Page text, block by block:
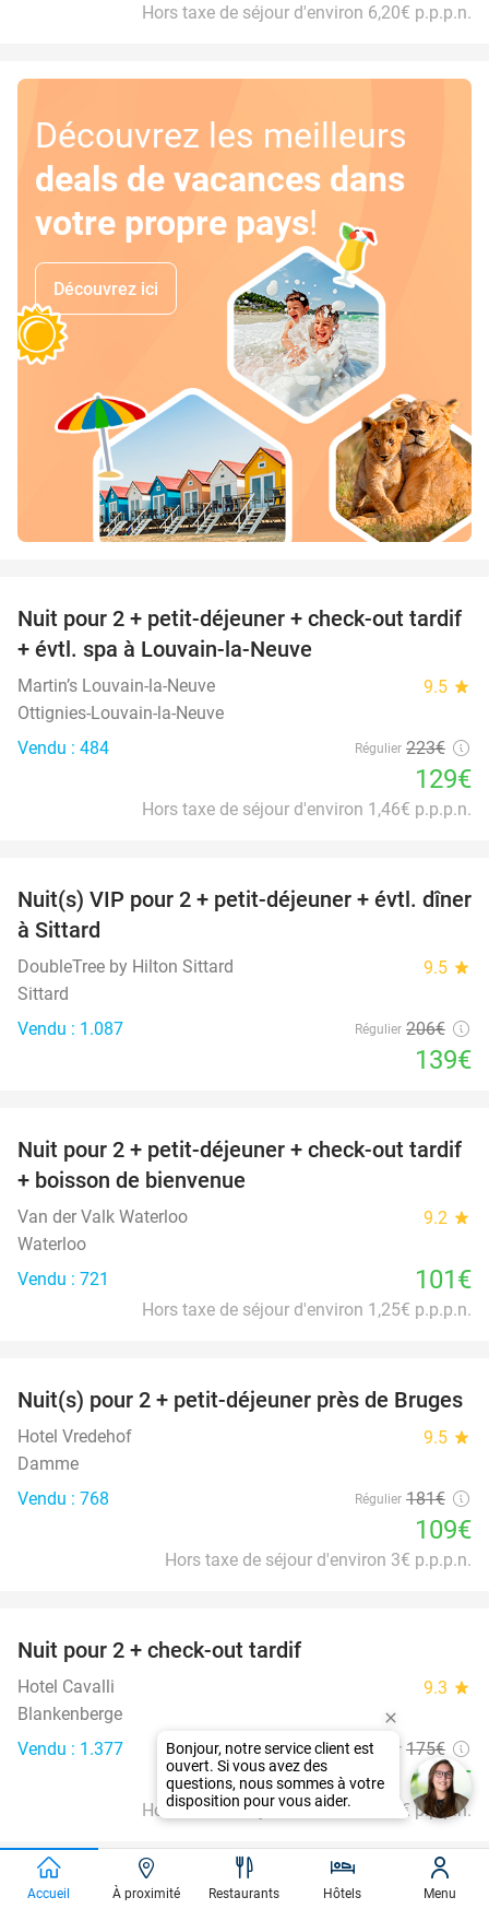
Hors taxe de séjour d'environ 6,20€ p.p.p.n.
Découvrez les meilleurs
deals de vacances dans
votre propre pays!
Découvrez ici
42%
Nuit pour 2 + petit-déjeuner + check-out tardif
+ évtl. spa à Louvain-la-Neuve
Martin’s Louvain-la-Neuve 9.5 star
Ottignies-Louvain-la-Neuve
Vendu : 484
Régulier 223€
129€
Hors taxe de séjour d'environ 1,46€ p.p.p.n.
33%
Nuit(s) VIP pour 2 + petit-déjeuner + évtl. dîner
à Sittard
DoubleTree by Hilton Sittard 9.5 star
Sittard
Vendu : 1.087
Régulier 206€
139€
Nuit pour 2 + petit-déjeuner + check-out tardif
+ boisson de bienvenue
Van der Valk Waterloo 9.2 star
Waterloo
Vendu : 721
101€
Hors taxe de séjour d'environ 1,25€ p.p.p.n.
40%
Nuit(s) pour 2 + petit-déjeuner près de Bruges
Hotel Vredehof 9.5 star
Damme
Vendu : 768
Régulier 181€
109€
Hors taxe de séjour d'environ 3€ p.p.p.n.
Nuit pour 2 + check-out tardif
Hotel Cavalli 9.3 star
Blankenberge
Vendu : 1.377
Régulier 175€
99€
Hors taxe de séjour d'environ 2,50€ p.p.p.n.
favorite_border
Nuit de luxe pour 2 + petit-déjeuner + spa à
Accueil À proximité Restaurants Hôtels Menu